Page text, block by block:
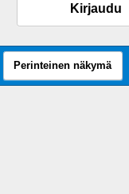
Kirjaudu
Perinteinen näkymä